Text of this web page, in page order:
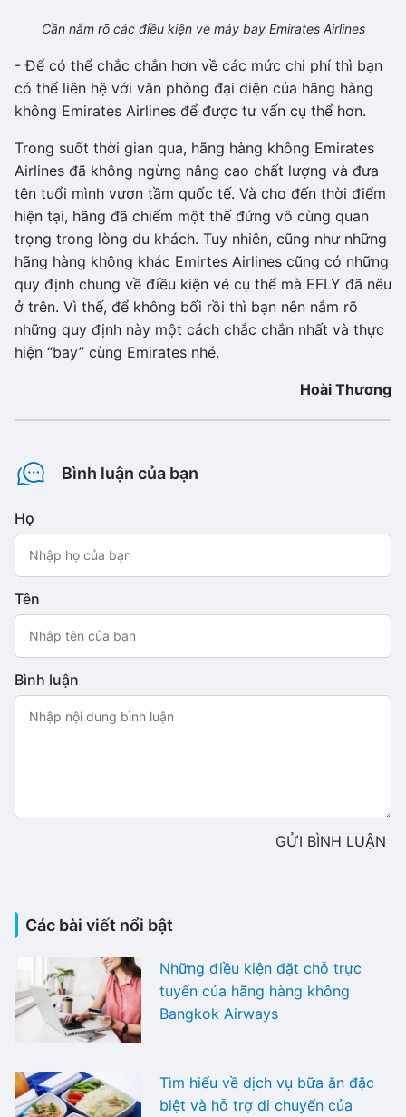
Cần nắm rõ các điều kiện vé máy bay Emirates Airlines
- Để có thể chắc chắn hơn về các mức chi phí thì bạn
có thể liên hệ với văn phòng đại diện của hãng hàng
không Emirates Airlines để được tư vấn cụ thể hơn.
Trong suốt thời gian qua, hãng hàng không Emirates
Airlines đã không ngừng nâng cao chất lượng và đưa
tên tuổi mình vươn tầm quốc tế. Và cho đến thời điểm
hiện tại, hãng đã chiếm một thế đứng vô cùng quan
trọng trong lòng du khách. Tuy nhiên, cũng như những
hãng hàng không khác Emirtes Airlines cũng có những
quy định chung về điều kiện vé cụ thể mà EFLY đã nêu
ở trên. Vì thế, để không bối rồi thì bạn nên nắm rõ
những quy định này một cách chắc chắn nhất và thực
hiện “bay” cùng Emirates nhé.
Hoài Thương
Bình luận của bạn
Họ
Tên
Bình luận
GỬI BÌNH LUẬN
Các bài viết nổi bật
Những điều kiện đặt chỗ trực
tuyến của hãng hàng không
Bangkok Airways
Tìm hiểu về dịch vụ bữa ăn đặc
biệt và hỗ trợ di chuyển của